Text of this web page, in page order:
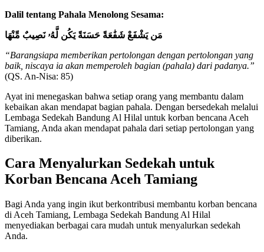
Dalil tentang Pahala Menolong Sesama:
مَن يَشْفَعْ شَفَٰعَةً حَسَنَةً يَكُن لَّهُۥ نَصِيبٌ مِّنْهَا
“Barangsiapa memberikan pertolongan dengan pertolongan yang
baik, niscaya ia akan memperoleh bagian (pahala) dari padanya.”
(QS. An-Nisa: 85)
Ayat ini menegaskan bahwa setiap orang yang membantu dalam
kebaikan akan mendapat bagian pahala. Dengan bersedekah melalui
Lembaga Sedekah Bandung Al Hilal untuk korban bencana Aceh
Tamiang, Anda akan mendapat pahala dari setiap pertolongan yang
diberikan.
Cara Menyalurkan Sedekah untuk
Korban Bencana Aceh Tamiang
Bagi Anda yang ingin ikut berkontribusi membantu korban bencana
di Aceh Tamiang, Lembaga Sedekah Bandung Al Hilal
menyediakan berbagai cara mudah untuk menyalurkan sedekah
Anda.